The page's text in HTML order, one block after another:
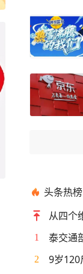
头条热榜
从四个
1 泰交通
2 9岁120